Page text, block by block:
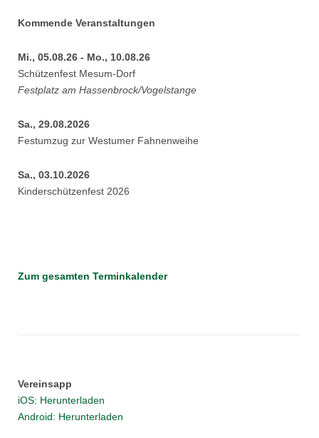
Kommende Veranstaltungen
Mi., 05.08.26 - Mo., 10.08.26
Schützenfest Mesum-Dorf
Festplatz am Hassenbrock/Vogelstange
Sa., 29.08.2026
Festumzug zur Westumer Fahnenweihe
Sa., 03.10.2026
Kinderschützenfest 2026
Zum gesamten Terminkalender
Vereinsapp
iOS: Herunterladen
Android: Herunterladen